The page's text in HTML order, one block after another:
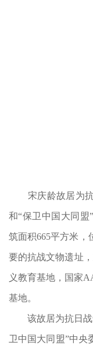
宋庆龄故居为抗
和“保卫中国大同盟
筑面积665平方米，
要的抗战文物遗址
义教育基地，国家
基地。
该故居为抗日战
卫中国大同盟”中央